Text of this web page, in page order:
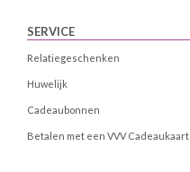
SERVICE
Relatiegeschenken
Huwelijk
Cadeaubonnen
Betalen met een VVV Cadeaukaart